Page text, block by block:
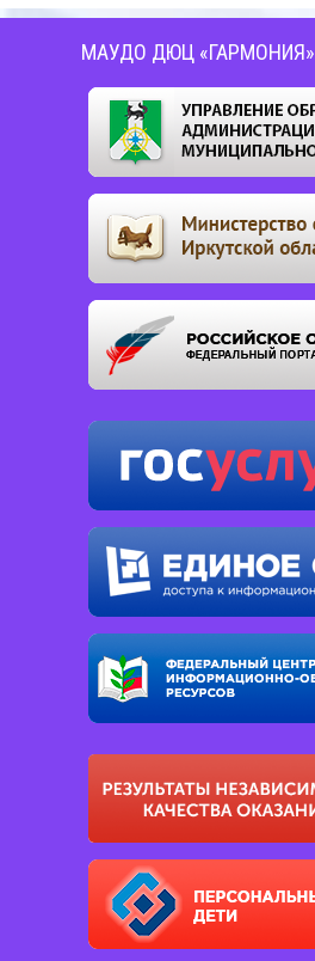
МАУДО ДЮЦ «ГАРМОНИЯ»